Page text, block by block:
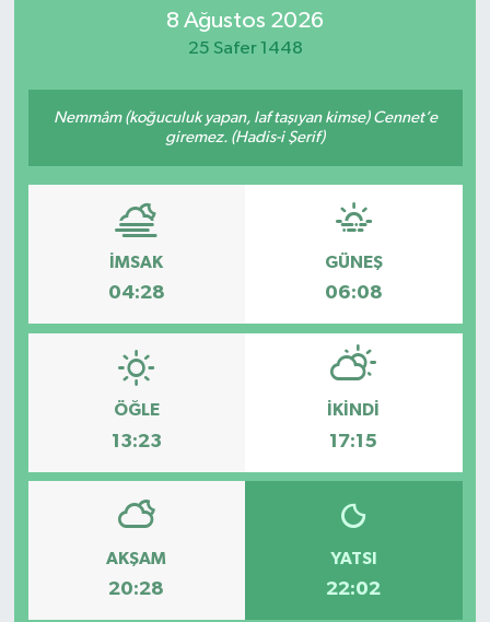
8 Ağustos 2026
25 Safer 1448
Nemmâm (koğuculuk yapan, laf taşıyan kimse) Cennet’e
giremez. (Hadis-i Şerif)
İMSAK
04:28
GÜNEŞ
06:08
ÖĞLE
13:23
İKINDI
17:15
AKŞAM
20:28
YATSI
22:02
Tüm Manşetler
Haber Arşivi